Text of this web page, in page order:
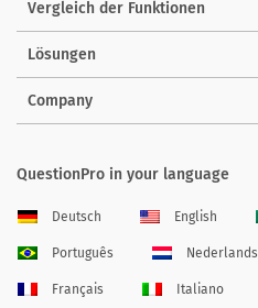
Vergleich der Funktionen
Lösungen
Company
QuestionPro in your language
Deutsch English
Português Nederlands
Français Italiano